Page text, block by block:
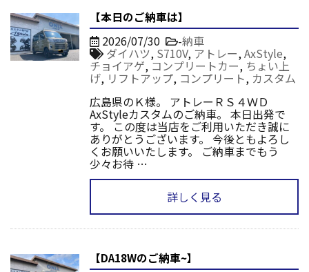
【本日のご納車は】
2026/07/30 -納車
ダイハツ, S710V, アトレー,AxStyle,
チョイアゲ,コンプリートカー, ちょい上
げ, リフトアップ, コンプリート, カスタム
広島県のＫ様。 アトレーＲＳ４ＷＤ
AxStyleカスタムのご納車。 本日出発で
す。 この度は当店をご利用いただき誠に
ありがとうございます。 今後ともよろし
くお願いいたします。 ご納車までもう
少々お待 …
詳しく見る
【DA18Wのご納車~】